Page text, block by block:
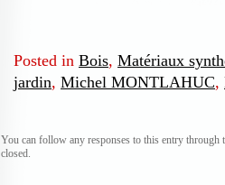
Posted in Bois, Matériaux
jardin, Michel MONTLAHUC,
You can follow any responses to this entry through
closed.